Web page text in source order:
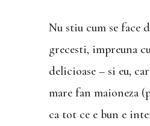
Nu stiu cum se face
grecesti, impreuna
delicioase – si eu,
mare fan maioneza
ca tot ce e bun e